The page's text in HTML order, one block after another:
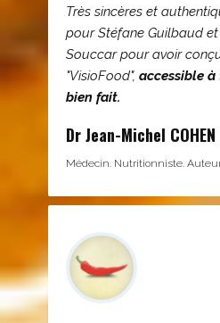
Très sincères et
pour Stéfane Guilbaud
Souccar pour avoir
"VisioFood", accessible
bien fait.
Dr Jean-Michel COHEN
Médecin. Nutritionniste.